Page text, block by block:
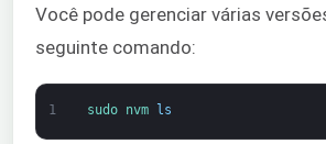
Você pode gerenciar várias
seguinte comando:
1 sudo nvm ls